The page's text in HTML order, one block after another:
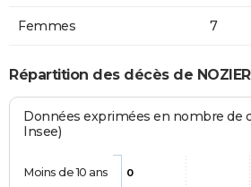
Femmes 7
Répartition des décès de
Données exprimées en nombre de
Insee)
0
Moins de 10 ans